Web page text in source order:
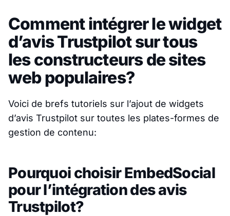
Comment intégrer le widget
d’avis Trustpilot sur tous
les constructeurs de sites
web populaires?
Voici de brefs tutoriels sur l’ajout de widgets
d’avis Trustpilot sur toutes les plates-formes de
gestion de contenu:
Pourquoi choisir EmbedSocial
pour l’intégration des avis
Trustpilot?